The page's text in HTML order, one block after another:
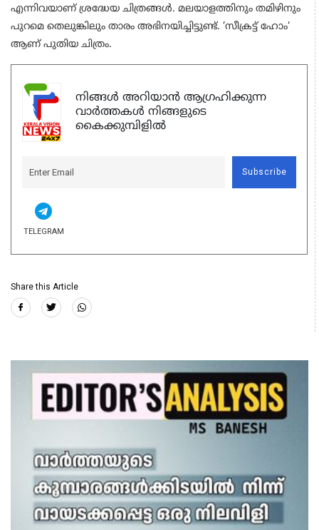
എന്നിവയാണ് ശ്രദ്ധേയ ചിത്രങ്ങൾ. മലയാളത്തിനും തമിഴിനും
പുറമെ തെലുങ്കിലും താരം അഭിനയിച്ചിട്ടുണ്ട്. ‘സീക്രട്ട് ഹോം‘
ആണ് പുതിയ ചിത്രം.
നിങ്ങൾ അറിയാൻ ആഗ്രഹിക്കുന്ന
വാർത്തകൾ നിങ്ങളുടെ
കൈക്കുമ്പിളിൽ
Subscribe
TELEGRAM
Share this Article